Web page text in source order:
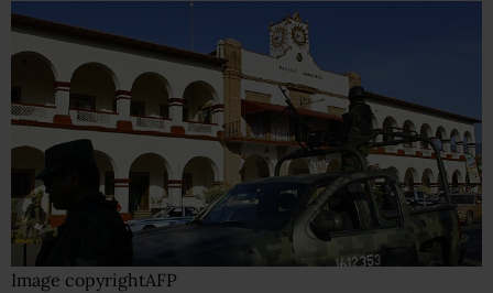
Image copyrightAFP